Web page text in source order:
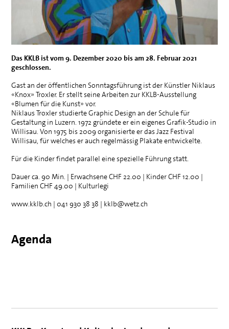
Das KKLBist vom 9. Dezember 2020 bis am 28. Februar 2021
geschlossen.
Gast an der öffentlichen Sonntagsführung ist der Künstler Niklaus
«Knox» Troxler. Er stellt seine Arbeiten zur KKLB-Ausstellung
«Blumen für die Kunst» vor.
Niklaus Troxler studierte Graphic Design an der Schule für
Gestaltung in Luzern. 1972 gründete er ein eigenes Grafik-Studio in
Willisau. Von 1975 bis 2009 organisierte er das Jazz Festival
Willisau, für welches er auch regelmässig Plakate entwickelte.
Für die Kinder findet parallel eine spezielle Führung statt.
Dauer ca. 90 Min. | ErwachseneCHF 22.00 | KinderCHF 12.00 |
FamilienCHF 49.00 | Kulturlegi
www.kklb.ch | 041 930 38 38 | kklb@wetz.ch
Agenda